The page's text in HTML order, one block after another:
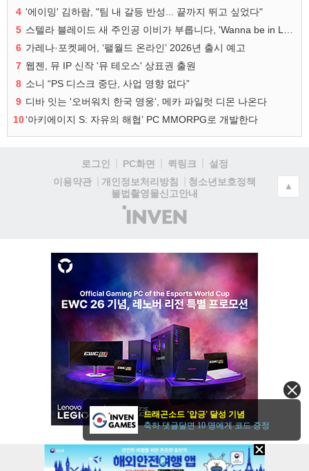
4 '에이밍' 김하람, "팀 내 갈등 반성... 끝까지 뛰고 싶었다"
5
6 가레나·포켓페어, ‘팰월드 온라인’ 2026년 출시 예고
7 웹젠, 뮤 IP 신작 '뮤 테오스' 상표권 출원
8 소니 “PS 디스크 중단, 사업 영향 없다”
9 디바 잇는 '오버워치 한국 영웅', 메카 파일럿 디몬 나온다
10‘아키에이지 S: 자유의 해협’ PC MMORPG로 개발한다
로그인 PC화면 퀵링크
설정
이용약관
개인정보처리방침
청소년보호정책
불법촬영물신고안내
(주)
인
▲
드래곤소드 '압긍' 달성 기념
축하 댓글달면 10 명에게 코드 증정